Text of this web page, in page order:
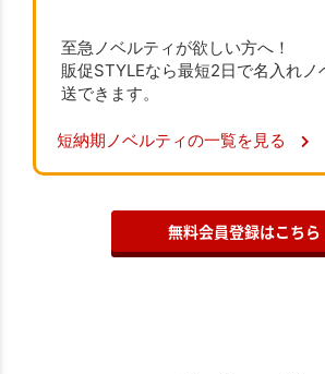
至急ノベルティが欲しい方へ！
販促STYLEなら最短2日で名入れノ
送できます。
短納期ノベルティの一覧を見る
無料会員登録はこちら